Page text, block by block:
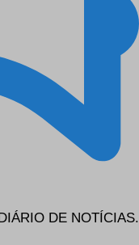
DE NOTÍCIAS.